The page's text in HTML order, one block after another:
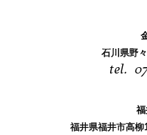
石川県野
福井県福井市高柳